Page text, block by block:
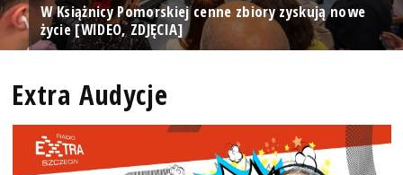
W Książnicy Pomorskiej cenne zbiory zyskują nowe
życie [WIDEO, ZDJĘCIA]
Extra Audycje